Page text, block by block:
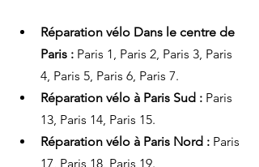
Réparation vélo Dans le centre de
Paris : Paris 1, Paris 2, Paris 3, Paris
4, Paris 5, Paris 6, Paris 7.
Réparation vélo à Paris Sud : Paris
13, Paris 14, Paris 15.
Réparation vélo à Paris Nord : Paris
17, Paris 18, Paris 19.